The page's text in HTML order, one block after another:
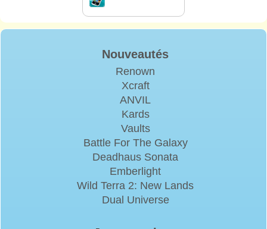
Nouveautés
Renown
Xcraft
ANVIL
Kards
Vaults
Battle For The Galaxy
Deadhaus Sonata
Emberlight
Wild Terra 2: New Lands
Dual Universe